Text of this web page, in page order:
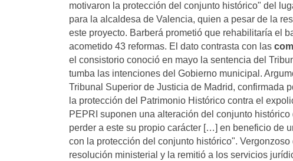
motivaron la protección del conjunto histórico" del
para la alcaldesa de Valencia, quien a pesar de la
este proyecto. Barberá prometió que rehabilitaría el
acometido 43 reformas. El dato contrasta con las
el consistorio conoció en mayo la sentencia del
tumba las intenciones del Gobierno municipal.
Tribunal Superior de Justicia de Madrid, confirmada
la protección del Patrimonio Histórico contra el
PEPRI suponen una alteración del conjunto
perder a este su propio carácter […] en beneficio de
con la protección del conjunto histórico".
resolución ministerial y la remitió a los servicios